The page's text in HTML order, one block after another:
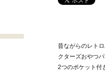
昔ながらのレト
クターズおやつパ
2つのポケット付